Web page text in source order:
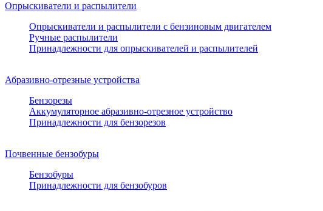
Опрыскиватели и распылители
Опрыскиватели и распылители с бензиновым двигателем
Ручные распылители
Принадлежности для опрыскивателей и распылителей
Абразивно-отрезные устройства
Бензорезы
Аккумуляторное абразивно-отрезное устройство
Принадлежности для бензорезов
Почвенные бензобуры
Бензобуры
Принадлежности для бензобуров